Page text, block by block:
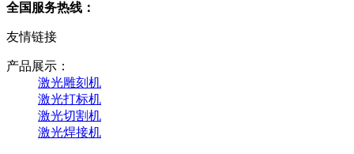
全国服务热线：
友情链接
产品展示：
激光雕刻机
激光打标机
激光切割机
激光焊接机